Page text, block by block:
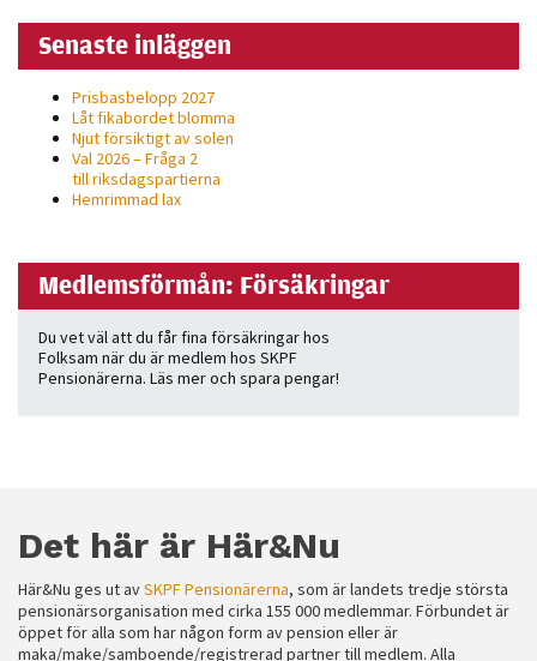
Senaste inläggen
Prisbasbelopp 2027
Låt fikabordet blomma
Njut försiktigt av solen
Val 2026 – Fråga 2
till riksdagspartierna
Hemrimmad lax
Medlemsförmån: Försäkringar
Du vet väl att du får fina försäkringar hos
Folksam när du är medlem hos SKPF
Pensionärerna. Läs mer och spara pengar!
Det här är Här&Nu
Här&Nu ges ut avSKPF Pensionärerna, som är landets tredje största
pensionärsorganisation med cirka 155 000 medlemmar. Förbundet är
öppet för alla som har någon form av pension eller är
maka/make/samboende/registrerad partner till medlem. Alla